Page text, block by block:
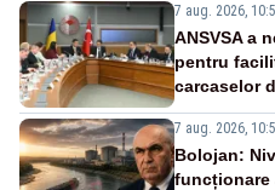
7 aug. 2026,
ANSVSA a
pentru
carcaselor
7 aug. 2026,
Bolojan:
funcționare